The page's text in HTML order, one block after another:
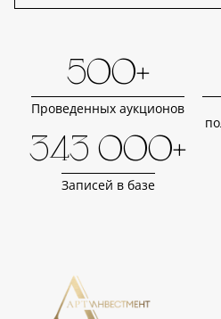
500+
Проведенных аукционов
343 000+
Записей в базе